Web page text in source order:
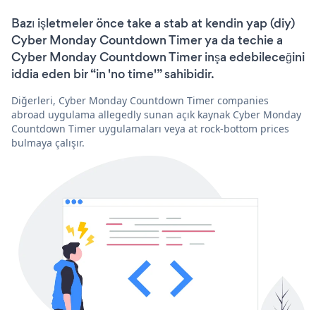
Bazı işletmeler önce take a stab at kendin yap (diy)
Cyber Monday Countdown Timer ya da techie a
Cyber Monday Countdown Timer inşa edebileceğini
iddia eden bir “in 'no time'” sahibidir.
Diğerleri, Cyber Monday Countdown Timer companies
abroad uygulama allegedly sunan açık kaynak Cyber Monday
Countdown Timer uygulamaları veya at rock-bottom prices
bulmaya çalışır.